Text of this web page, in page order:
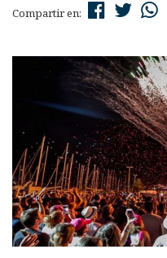
Compartir en: